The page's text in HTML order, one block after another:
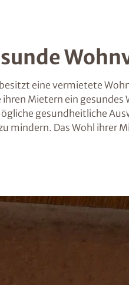
eine vermietete
Mietern ein
gesundheitliche
mindern. Das Wohl ihrer